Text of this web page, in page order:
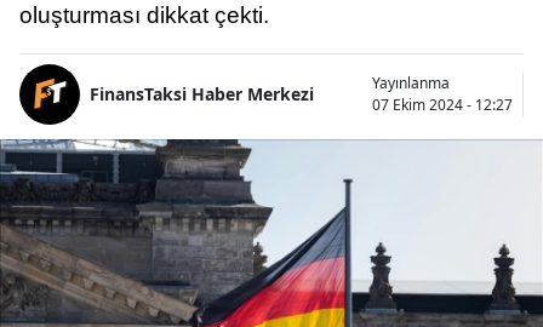
oluşturması dikkat çekti.
FinansTaksi Haber Merkezi
Yayınlanma
07 Ekim 2024 - 12:27